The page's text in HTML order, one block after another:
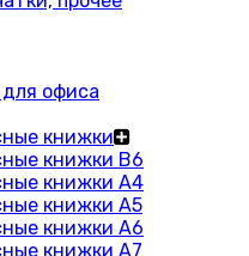
офиса
книжки
книжки В6
книжки A4
книжки А5
книжки А6
книжки А7